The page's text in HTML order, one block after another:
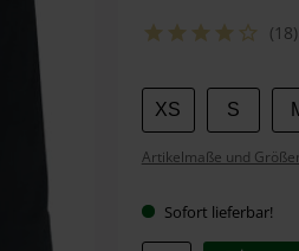
(18)
Wähle
deine
Größe
XS S
Artikelmaße und
Sofort lieferbar!